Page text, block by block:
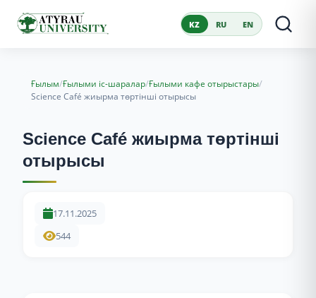
KZ RU EN
Ғылым/Ғылыми іс-шаралар/Ғылыми кафе отырыстары/
Science Café жиырма төртінші отырысы
Science Café жиырма төртінші
отырысы
17.11.2025
544